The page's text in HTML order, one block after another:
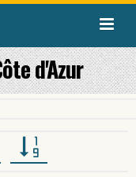
d'Azur